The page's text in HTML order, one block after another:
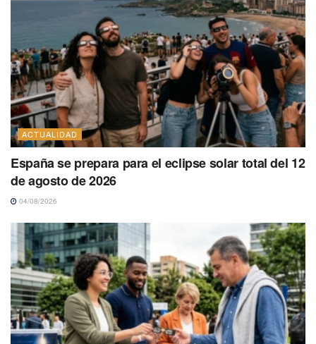
ACTUALIDAD
España se prepara para el eclipse solar total del 12
de agosto de 2026
04/08/2026